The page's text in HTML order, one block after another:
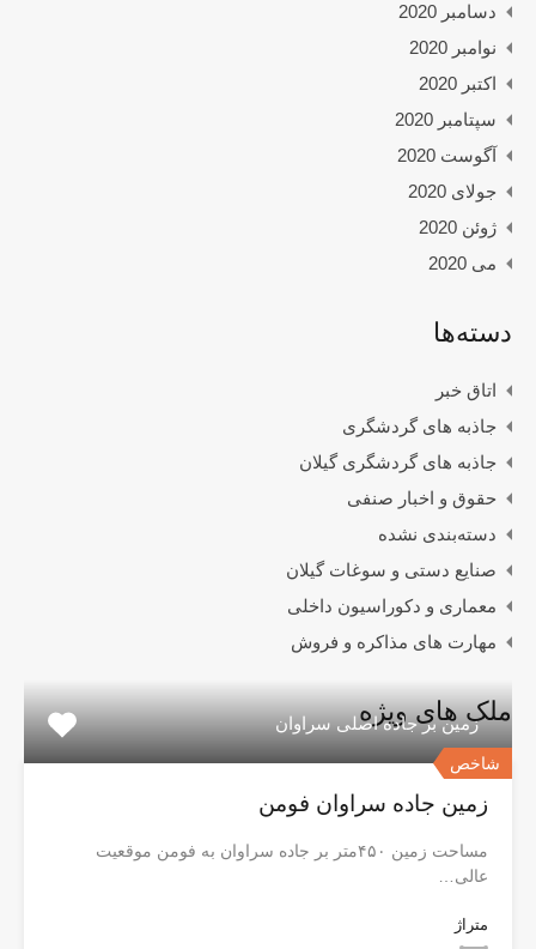
دسامبر 2020
نوامبر 2020
اکتبر 2020
سپتامبر 2020
آگوست 2020
جولای 2020
ژوئن 2020
می 2020
دسته‌ها
اتاق خبر
جاذبه های گردشگری
جاذبه های گردشگری گیلان
حقوق و اخبار صنفی
دسته‌بندی نشده
صنایع دستی و سوغات گیلان
معماری و دکوراسیون داخلی
مهارت های مذاکره و فروش
ملک های ویژه
شاخص
زمین بر جاده اصلی سراوان
زمین جاده سراوان فومن
مساحت زمین ۴۵۰متر بر جاده سراوان به فومن موقعیت
عالی…
متراژ